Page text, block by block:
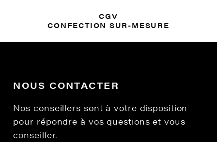
CGV
CONFECTION SUR-MESURE
NOUS CONTACTER
Nos conseillers sont à votre disposition
pour répondre à vos questions et vous
conseiller.